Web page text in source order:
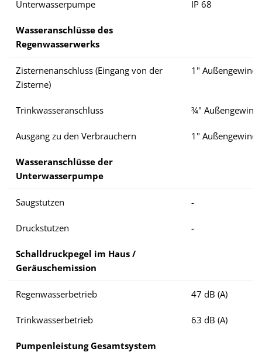
Unterwasserpumpe IP 68
Wasseranschlüsse des
Regenwasserwerks
Zisternenanschluss (Eingang von der
Zisterne)
1" Außengewinde
Trinkwasseranschluss ¾"
Ausgang zu den Verbrauchern 1" Außengewinde
Wasseranschlüsse der
Unterwasserpumpe
Saugstutzen -
Druckstutzen -
Schalldruckpegel im Haus /
Geräuschemission
Regenwasserbetrieb 47 dB (A)
Trinkwasserbetrieb 63 dB (A)
Pumpenleistung Gesamtsystem